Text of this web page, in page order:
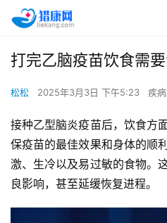
打完乙脑疫苗饮食需
松松 2025年3月3日 下午5:23 疾
接种乙型脑炎疫苗后，饮食方
保疫苗的最佳效果和身体的顺
激、生冷以及易过敏的食物。
良影响，甚至延缓恢复进程。